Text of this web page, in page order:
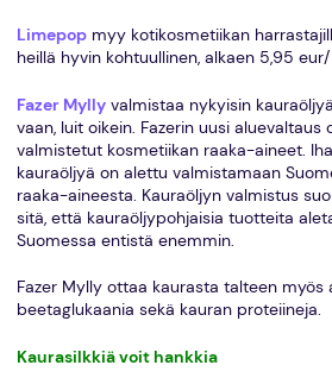
Limepopmyy kotikosmetiikan
heillä hyvin kohtuullinen, alkaen 5,95
Fazer Myllyvalmistaa nykyisin
vaan, luit oikein. Fazerin uusi aluevaltaus
valmistetut kosmetiikan raaka-aineet.
kauraöljyä on alettu valmistamaan
raaka-aineesta. Kauraöljyn valmistus
sitä, että kauraöljypohjaisia tuotteita
Suomessa entistä enemmin.
Fazer Mylly ottaa kaurasta talteen myös
beetaglukaania sekä kauran proteiineja.
Kaurasilkkiä voit hankkia